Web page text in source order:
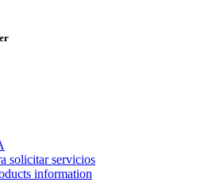
solicitar servicios
information